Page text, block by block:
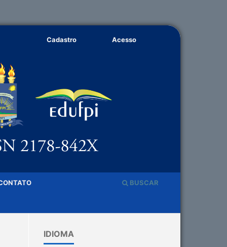
BUSCAR
Cadastro Acesso
IDIOMA